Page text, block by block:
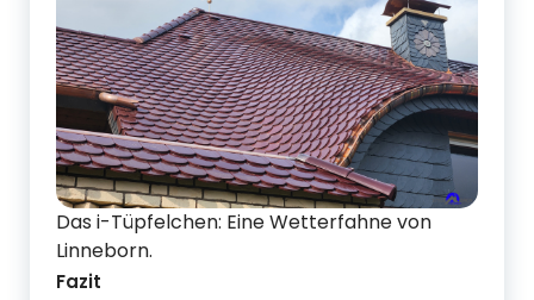
Das i-Tüpfelchen: Eine Wetterfahne von
Linneborn.
Fazit